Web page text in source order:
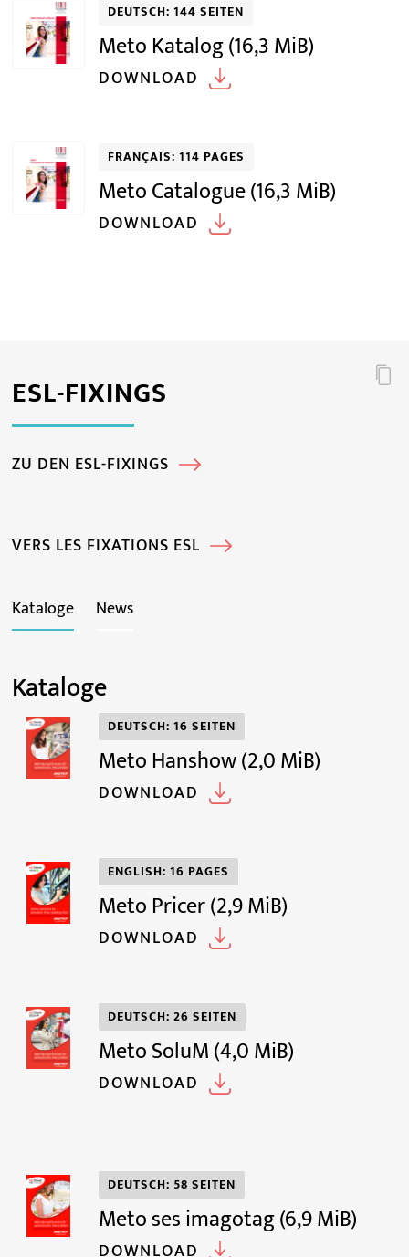
DEUTSCH: 144 SEITEN
Meto Katalog(16,3 MiB)
DOWNLOAD
FRANÇAIS: 114 PAGES
Meto Catalogue(16,3 MiB)
DOWNLOAD
ESL-FIXINGS
ZU DEN ESL-FIXINGS
VERS LES FIXATIONS ESL
Kataloge News
Kataloge
DEUTSCH: 16 SEITEN
Meto Hanshow(2,0 MiB)
DOWNLOAD
ENGLISH: 16 PAGES
Meto Pricer(2,9 MiB)
DOWNLOAD
DEUTSCH: 26 SEITEN
Meto SoluM(4,0 MiB)
DOWNLOAD
DEUTSCH: 58 SEITEN
Meto ses imagotag(6,9 MiB)
DOWNLOAD